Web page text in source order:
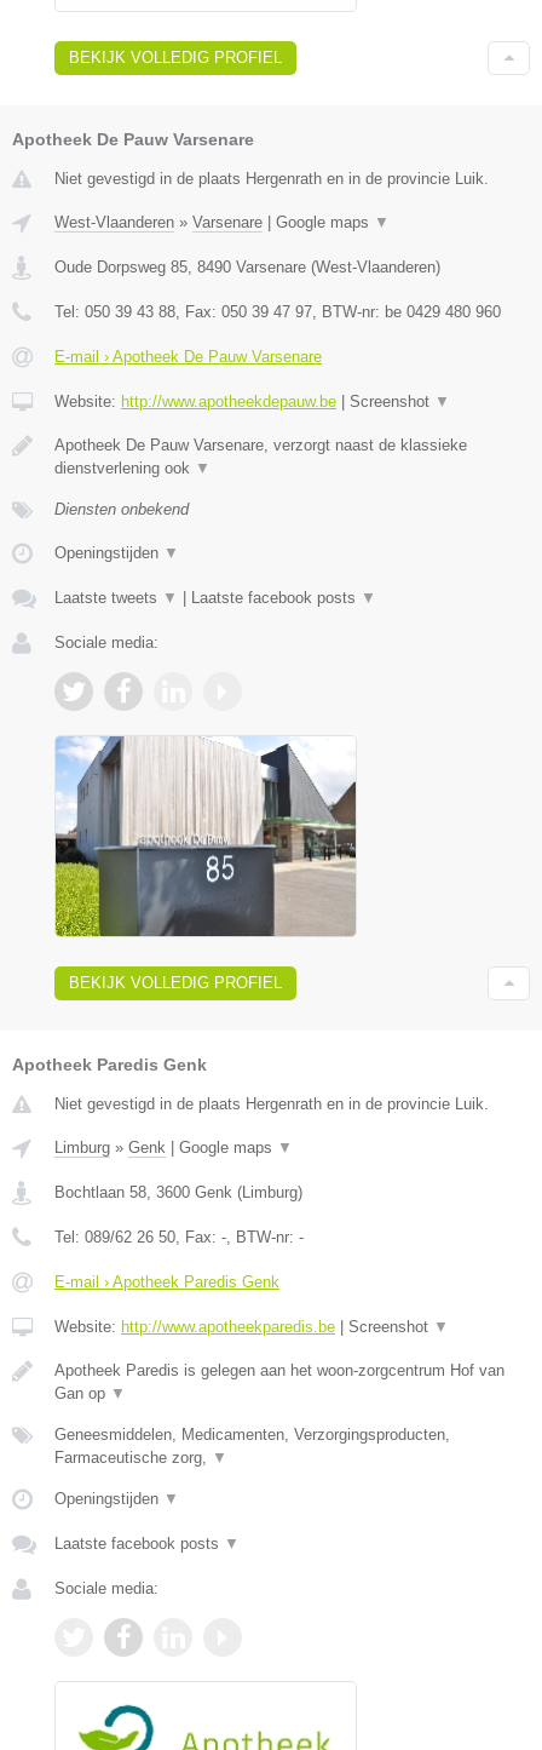
BEKIJK VOLLEDIG PROFIEL
Apotheek De Pauw Varsenare
Niet gevestigd in de plaats Hergenrath en in de provincie Luik.
West-Vlaanderen » Varsenare Google maps ▼
Oude Dorpsweg 85 8490 Varsenare (West-Vlaanderen)
Tel: 050 39 43 88 , Fax: 050 39 47 97 , BTW-nr: be 0429 480 960
E-mail › Apotheek De Pauw Varsenare
Website: http://www.apotheekdepauw.be Screenshot ▼
Apotheek De Pauw Varsenare, verzorgt naast de klassieke
dienstverlening ook ▼
Diensten onbekend
Openingstijden ▼
Laatste tweets ▼ Laatste facebook posts ▼
Sociale media:
BEKIJK VOLLEDIG PROFIEL
Apotheek Paredis Genk
Niet gevestigd in de plaats Hergenrath en in de provincie Luik.
Limburg » Genk | Google maps ▼
Bochtlaan 58 3600 Genk (Limburg)
Tel: 089/62 26 50 , Fax: - , BTW-nr: -
E-mail › Apotheek Paredis Genk
Website: http://www.apotheekparedis.be | Screenshot ▼
Apotheek Paredis is gelegen aan het woon-zorgcentrum Hof van
Gan op ▼
Geneesmiddelen, Medicamenten, Verzorgingsproducten,
Farmaceutische zorg,
▼
Openingstijden ▼
Laatste facebook posts ▼
Sociale media: